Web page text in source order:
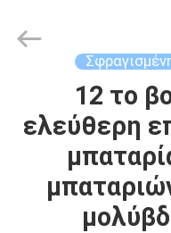
ΠΡΟΪΌΝΤΑ
ΒΊΝΤΕΟ
2021
TECHNOLOGY
CO.,LTD..
12 το
ελεύθερη